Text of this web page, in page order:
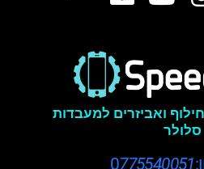
ואביזרים למעבדות
סלולר
775540051